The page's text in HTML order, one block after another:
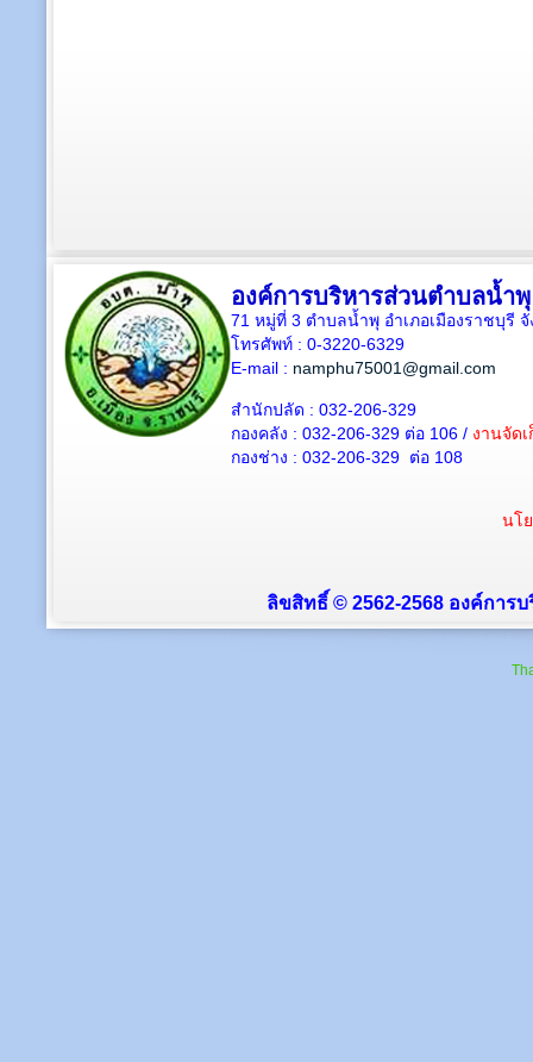
องค์การบริหารส่วนตำบลน้ำพุ
71 หมู่ที่ 3 ตำบลน้ำพุ อำเภอเมืองราชบุรี
โทรศัพท์ : 0-3220-6329
E-mail : namphu75001@gmail.com
สำนักปลัด : 032-206-329
กองคลัง : 032-206-329 ต่อ 106 / งานจัด
กองช่าง : 032-206-329 ต่อ 108
นโ
ลิขสิทธิ์ © 2562-2568 องค์การ